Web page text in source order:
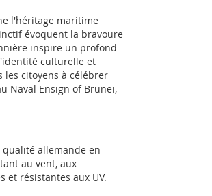
l'héritage maritime
évoquent la bravoure
inspire un profond
culturelle et
citoyens à célébrer
Naval Ensign of Brunei,
allemande en
au vent, aux
et résistantes aux UV.